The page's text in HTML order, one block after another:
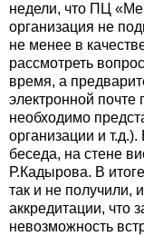
недели, что ПЦ
организация не
не менее в
рассмотреть
время, а
электронной почте
необходимо
организации и
беседа, на стене
Р.Кадырова. В
так и не получили,
аккредитации, что
невозможность